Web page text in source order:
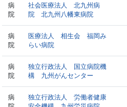
病
院
社会医療法人 北九州病
院 北九州八幡東病院
病
院
医療法人 相生会 福岡み
らい病院
病
院
独立行政法人 国立病院機
構 九州がんセンター
病
独立行政法人 労働者健康